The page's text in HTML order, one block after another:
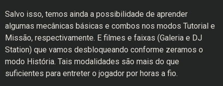
Salvo isso, temos ainda a possibilidade de aprender
algumas mecânicas básicas e combos nos modos Tutorial e
Missão, respectivamente. E filmes e faixas (Galeria e DJ
Station) que vamos desbloqueando conforme zeramos o
modo História. Tais modalidades são mais do que
suficientes para entreter o jogador por horas a fio.